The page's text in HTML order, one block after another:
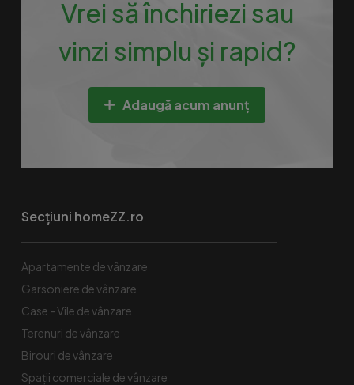
Vrei să închiriezi sau
vinzi simplu și rapid?
Adaugă acum anunț
Secțiuni homeZZ.ro
Apartamente de vânzare
Garsoniere de vânzare
Case - Vile de vânzare
Terenuri de vânzare
Birouri de vânzare
Spaţii comerciale de vânzare